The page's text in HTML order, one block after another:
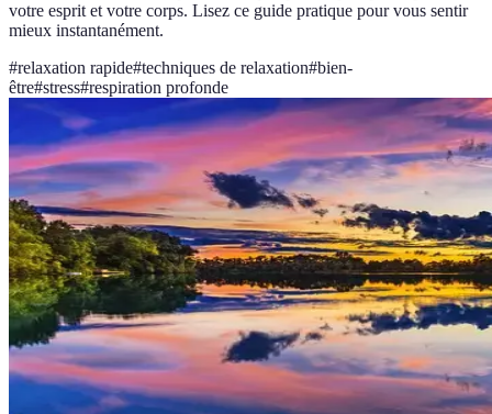
votre esprit et votre corps. Lisez ce guide pratique pour vous sentir
mieux instantanément.
#relaxation rapide#techniques de relaxation#bien-
être#stress#respiration profonde